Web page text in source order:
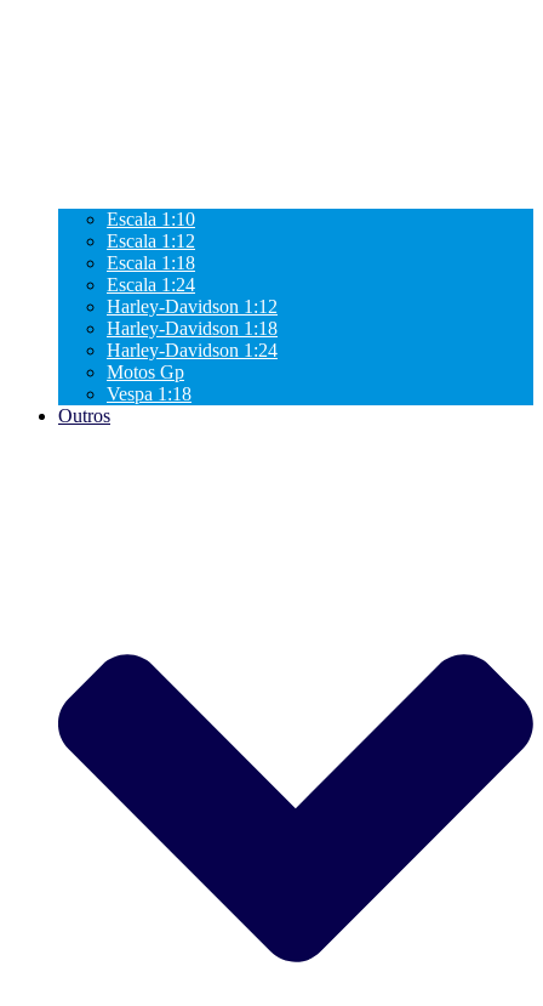
Escala 1:10
Escala 1:12
Escala 1:18
Escala 1:24
Harley-Davidson 1:12
Harley-Davidson 1:18
Harley-Davidson 1:24
Motos Gp
Vespa 1:18
Outros